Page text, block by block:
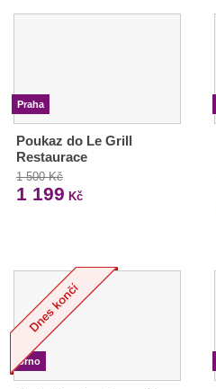
Praha
Poukaz do Le Grill
Restaurace
1 500 Kč
1 199 Kč
Brno